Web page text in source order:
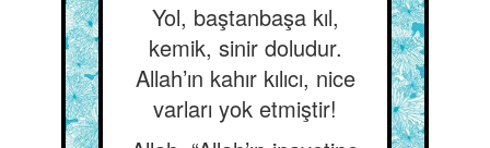
Yol, baştanbaşa kıl,
kemik, sinir doludur.
Allah’ın kahır kılıcı, nice
varları yok etmiştir!